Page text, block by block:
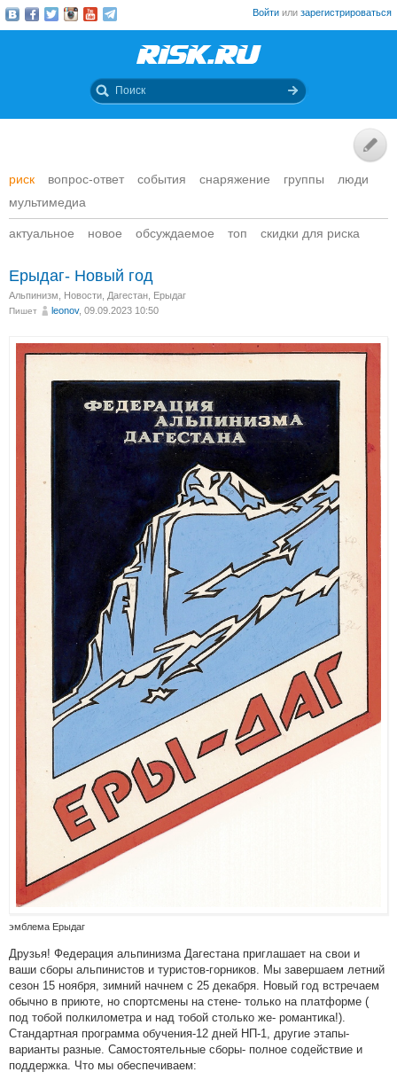
Войти или зарегистрироваться
риск вопрос-ответ события снаряжение группы
люди
мультимедиа
актуальное новое обсуждаемое топ скидки для риска
Ерыдаг- Новый год
Альпинизм Новости Дагестан, Ерыдаг
Пишет leonov, 09.09.2023 10:50
эмблема Ерыдаг
Друзья! Федерация альпинизма Дагестана приглашает на свои и
ваши сборы альпинистов и туристов-горников. Мы завершаем летний
сезон 15 ноября, зимний начнем с 25 декабря. Новый год встречаем
обычно в приюте, но спортсмены на стене- только на платформе (
под тобой полкилометра и над тобой столько же- романтика!).
Стандартная программа обучения-12 дней НП-1, другие этапы-
варианты разные. Самостоятельные сборы- полное содействие и
поддержка. Что мы обеспечиваем: